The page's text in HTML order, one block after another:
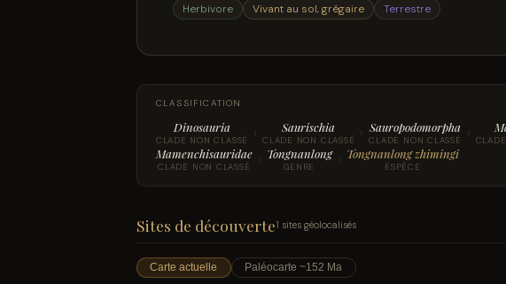
Herbivore Vivant au sol, grégaire Terrestre
CLASSIFICATION
Dinosauria
CLADE NON CLASSÉ › Saurischia
CLADE NON CLASSÉ › Sauropodomorpha
CLADE NON CLASSÉ ›
Mamenchisauridae
CLADE NON CLASSÉ › Tongnanlong
GENRE › Tongnanlong zhimingi
ESPÈCE
Sites de découverte1 sites géolocalisés
Carte actuelle Paléocarte ~152 Ma